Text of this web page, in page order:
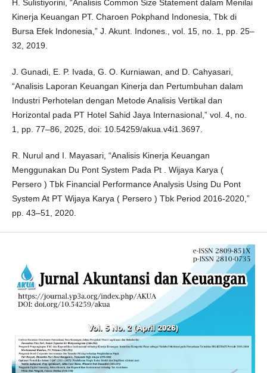
H. Sulistiyorini, “Analisis Common Size Statement dalam Menilai
Kinerja Keuangan PT. Charoen Pokphand Indonesia, Tbk di
Bursa Efek Indonesia,” J. Akunt. Indones., vol. 15, no. 1, pp. 25–
32, 2019.
J. Gunadi, E. P. Ivada, G. O. Kurniawan, and D. Cahyasari,
“Analisis Laporan Keuangan Kinerja dan Pertumbuhan dalam
Industri Perhotelan dengan Metode Analisis Vertikal dan
Horizontal pada PT Hotel Sahid Jaya Internasional,” vol. 4, no.
1, pp. 77–86, 2025, doi: 10.54259/akua.v4i1.3697.
R. Nurul and I. Mayasari, “Analisis Kinerja Keuangan
Menggunakan Du Pont System Pada Pt . Wijaya Karya (
Persero ) Tbk Financial Performance Analysis Using Du Pont
System At PT Wijaya Karya ( Persero ) Tbk Period 2016-2020,”
pp. 43–51, 2020.